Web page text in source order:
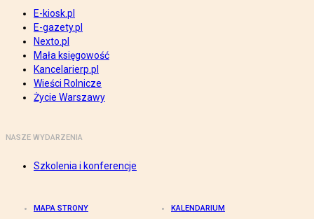
E-kiosk.pl
E-gazety.pl
Nexto.pl
Mała księgowość
Kancelarierp.pl
Wieści Rolnicze
Życie Warszawy
NASZE WYDARZENIA
Szkolenia i konferencje
MAPA STRONY KALENDARIUM